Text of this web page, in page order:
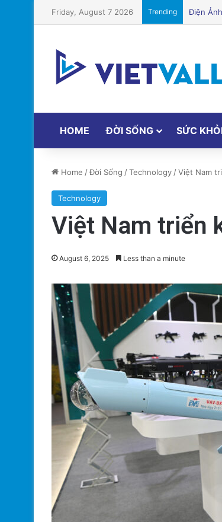
Friday, August 7 2026 Trending Puerto
HOME ĐỜI SỐNG SỨC
Home /Đời Sống /Technology/Việt Nam
Technology
Việt Nam triển
August 6, 2025 Less than a minute